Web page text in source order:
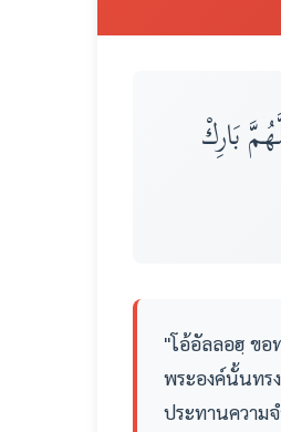
بَارِكْ
"โอ้อัลลอฮฺ ขอ
พระองค์นั้นทร
ประทานความ